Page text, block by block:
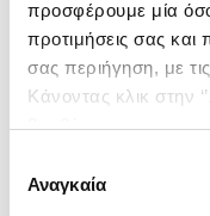
προσφέρουμε μία όσο
προτιμήσεις σας και
σας περιήγηση, με
Κάνοντας κλικ στην ‘’
βοηθήσετε να
ενδιαφέρουν και να
συγκατάθεσης
Αναγκαία
Λογοπαθολογίας